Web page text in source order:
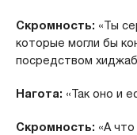
Скромность: «Ты
которые могли бы
посредством
Нагота: «Так оно и
Скромность: «А